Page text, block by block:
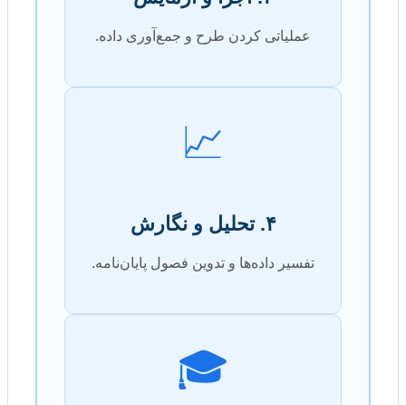
عملیاتی کردن طرح و جمع‌آوری داده.
📈
۴. تحلیل و نگارش
تفسیر داده‌ها و تدوین فصول پایان‌نامه.
🎓